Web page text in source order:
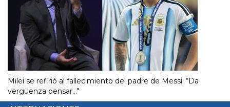
Milei se refirió al fallecimiento del padre de Messi: “Da
vergüenza pensar..."